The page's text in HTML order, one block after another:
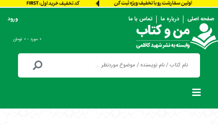
صفحه اصلی درباره ما تماس با ما ورود
۰ مورد - ۰ تومان